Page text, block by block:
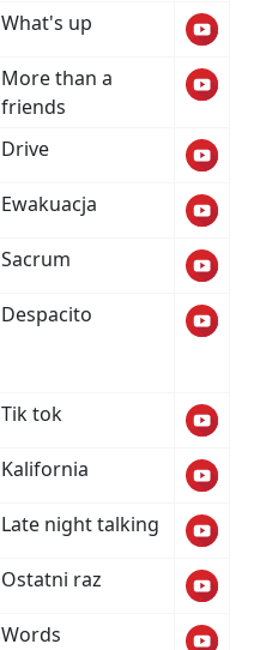
What's up
More than a
friends
Drive
Ewakuacja
Sacrum
Despacito
Tik tok
Kalifornia
Late night talking
Ostatni raz
Words